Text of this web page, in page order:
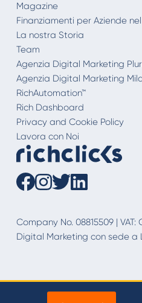
Magazine
Finanziamenti per Aziende
La nostra Storia
Team
Agenzia Digital Marketing
Agenzia Digital Marketing
RichAutomation™
Rich Dashboard
Privacy and Cookie Policy
Lavora con Noi
Company No. 08815509 | VAT:
Digital Marketing con sede a